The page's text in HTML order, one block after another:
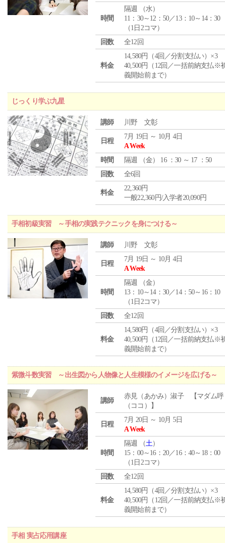
時間
隔週 （水）
11：30～12：50／13：10～14：30
（1日2コマ）
回数
全12回
料金
14,580円（4回／分割支払い）×3
40,500円（12回／一括前納支払※
義開始前まで）
じっくり学ぶ九星
講師 川野 文彰
日程
7月 19日 ～ 10月 4日
A Week
時間
隔週 （金） 16 ：30 ～ 17 ：50
回数
全6回
料金
22,360円
一般22,360円/入学者20,090円
手相初級実習 ～手相の実践テクニックを身につける～
講師 川野 文彰
日程
7月 19日 ～ 10月 4日
A Week
時間
隔週 （金）
13：10～14：30／14：50～16：10
（1日2コマ）
回数
全12回
料金
14,580円（4回／分割支払い）×3
40,500円（12回／一括前納支払※
義開始前まで）
紫微斗数実習 ～出生図から人物像と人生模様のイメージを広げる～
講師
赤見（あかみ）淑子 【マダム呼
（ココ）】
日程
7月 20日 ～ 10月 5日
A Week
時間
隔週 （土）
15：00～16：20／16：40～18：00
（1日2コマ）
回数
全12回
料金
14,580円（4回／分割支払い）×3
40,500円（12回／一括前納支払※
義開始前まで）
手相 実占応用講座